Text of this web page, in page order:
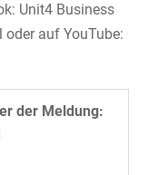
Unit4 Business
auf YouTube:
der Meldung: